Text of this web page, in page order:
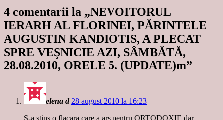
4 comentarii la „NEVOITORUL
IERARH AL FLORINEI, PĂRINTELE
AUGUSTIN KANDIOTIS, A PLECAT
SPRE VEŞNICIE AZI, SÂMBĂTĂ,
28.08.2010, ORELE 5. (UPDATE)m”
elena d 28 august 2010 la 16:23
S-a stins o flacara care a ars pentru ORTODOXIE,dar